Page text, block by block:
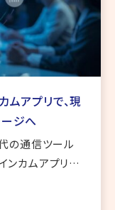
ムアプリで、現
ジへ
の通信ツール
ンカムアプリ
ミュニケーショ
シーバーだけで